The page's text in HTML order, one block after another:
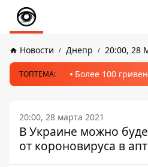
Новости Днепр 20:00, 28
ТОПТЕМА: Более 100
20:00, 28 марта 2021
В Украине можно
от короновируса в